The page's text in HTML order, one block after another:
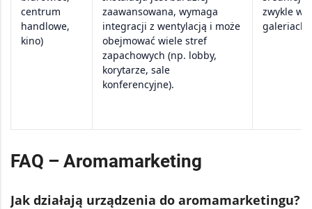
centrum
handlowe,
kino)
zaawansowana, wymaga
integracji z wentylacją i może
obejmować wiele stref
zapachowych (np. lobby,
korytarze, sale
konferencyjne).
zwykle w
galeriach
FAQ – Aromamarketing
Jak działają urządzenia do aromamarketingu?